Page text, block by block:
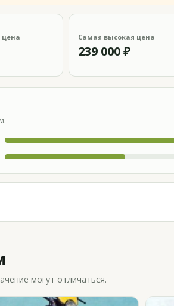
цена Самая высокая цена
239 000 ₽
могут отличаться.